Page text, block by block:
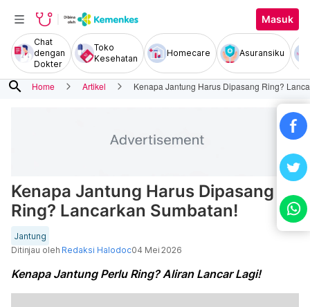
Masuk
Chat
dengan
Dokter
Toko
Kesehatan
Homecare Asuransiku
search Home Artikel Kenapa Jantung Harus Dipasang Ring?
Kenapa Jantung Harus Dipasang
Ring? Lancarkan Sumbatan!
Jantung
Ditinjau oleh Redaksi Halodoc04 Mei 2026
Kenapa Jantung Perlu Ring? Aliran Lancar Lagi!